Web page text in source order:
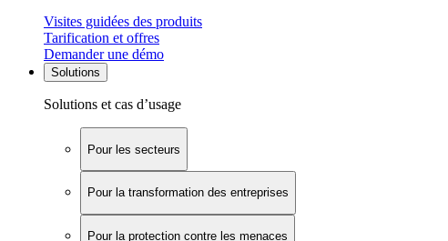
Visites guidées des produits
Tarification et offres
Demander une démo
Solutions
Solutions et cas d’usage
Pour les secteurs
Pour la transformation des entreprises
Pour la protection contre les menaces